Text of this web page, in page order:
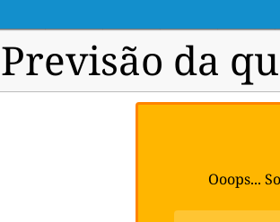
Previsão da
Ooops...